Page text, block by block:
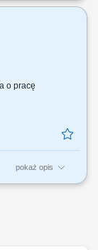
o pracę
pokaż opis